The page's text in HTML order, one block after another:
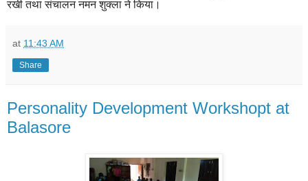
रखी तथा संचालन नमन शुक्ला ने किया।
at 11:43 AM
Share
Personality Development Workshopt at
Balasore